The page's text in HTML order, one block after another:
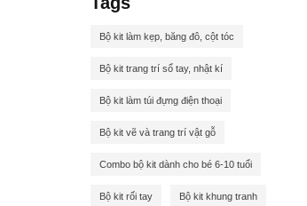
Bộ kit làm kẹp, băng đô, cột tóc
Bộ kit trang trí sổ tay, nhật kí
Bộ kit làm túi đựng điện thoại
Bộ kit vẽ và trang trí vật gỗ
Combo bộ kit dành cho bé 6-10 tuổi
Bộ kit rối tay Bộ kit khung tranh